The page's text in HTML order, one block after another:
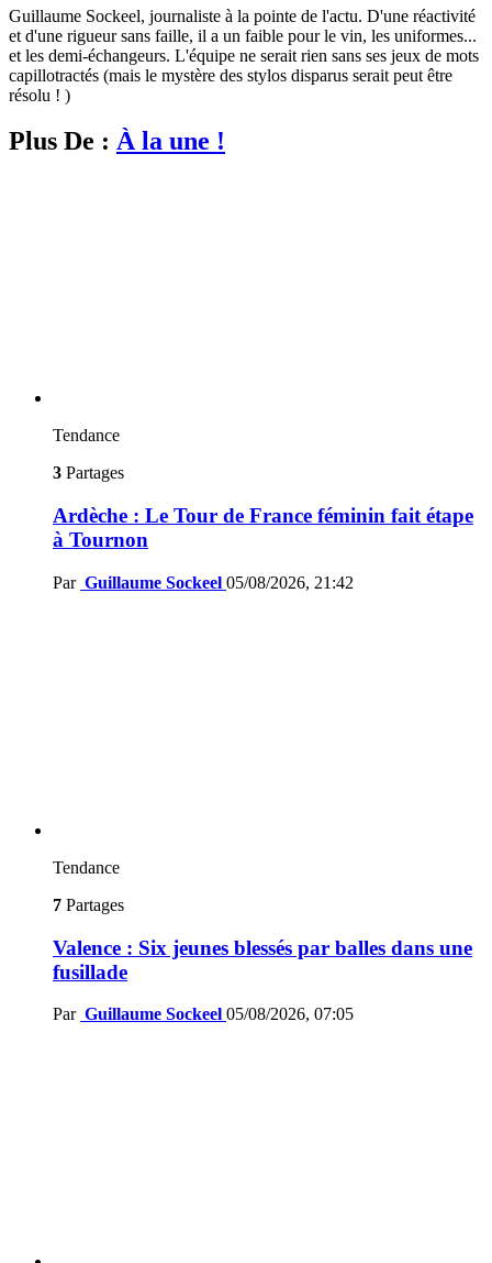
Guillaume Sockeel, journaliste à la pointe de l'actu. D'une réactivité
et d'une rigueur sans faille, il a un faible pour le vin, les uniformes...
et les demi-échangeurs. L'équipe ne serait rien sans ses jeux de mots
capillotractés (mais le mystère des stylos disparus serait peut être
résolu ! )
Plus De : À la une !
Tendance
3 Partages
Ardèche : Le Tour de France féminin fait étape
à Tournon
Par Guillaume Sockeel 05/08/2026, 21:42
Tendance
7 Partages
Valence : Six jeunes blessés par balles dans une
fusillade
Par Guillaume Sockeel 05/08/2026, 07:05